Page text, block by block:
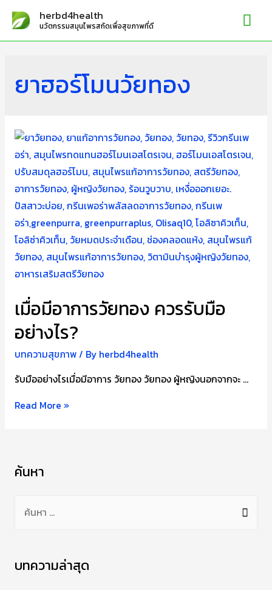
herbd4health
นวัตกรรมสมุนไพรสกัดเพื่อสุขภาพที่ดี
ยาฮอร์โมนวัยทอง
เมื่อมีอาการวัยทอง ควรรับมือ
อย่างไร?
บทความสุขภาพ/ By herbd4health
รับมืออย่างไรเมื่อมีอาการ วัยทอง วัยทอง ผู้หญิงนอกจากจะ …
เมื่อ
ทอง
รับมือ
Read More »
ค้นหา
าบทความล่าสุด